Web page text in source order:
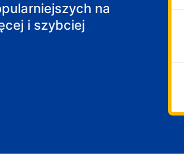
na
i szybciej